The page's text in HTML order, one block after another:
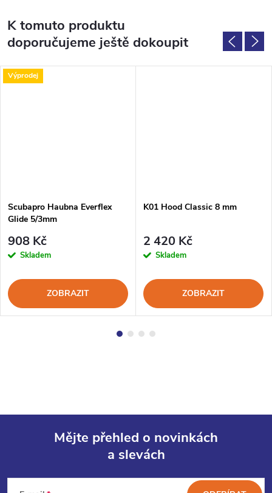
K tomuto produktu
doporučujeme ještě dokoupit
Výprodej
Scubapro Haubna Everflex
Glide 5/3mm
908 Kč
Skladem
ZOBRAZIT
K01 Hood Classic 8 mm
2 420 Kč
Skladem
ZOBRAZIT
Mějte přehled o novinkách
a slevách